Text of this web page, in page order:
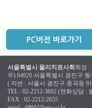
서울특별시 물리치료사회회장 :
우) 04920 서울특별시 광진구
( 지번 : 서울시 광진구 중곡동
TEL : 02-2212-3692 (전화상담 :
FAX : 02-2212-2655